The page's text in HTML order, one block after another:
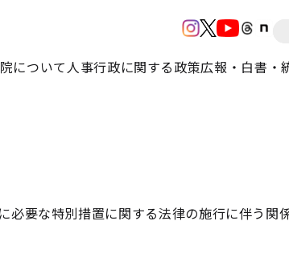
について 人事行政に関する政策広報・白書・
要な特別措置に関する法律の施行に伴う関